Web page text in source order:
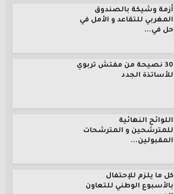
أزمة وشيكة بالصندوق
المغربي للتقاعد و الأمل في
حل في...
30 نصيحة من مفتش تربوي
للأساتذة الجدد
اللوائح النهائية
للمترشحين و المترشحات
المقبولين...
كل ما يلزم للإحتفال
بالأسبوع الوطني للتعاون